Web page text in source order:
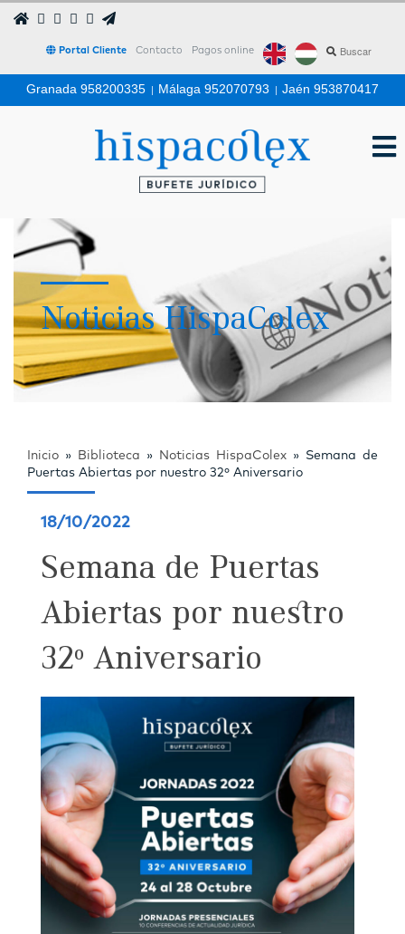
Portal Cliente Contacto Pagos online
Granada 958200335 | Málaga 952070793 | Jaén 953870417
Noticias HispaColex
Inicio » Biblioteca » Noticias HispaColex » Semana de
Puertas Abiertas por nuestro 32º Aniversario
18/10/2022
Semana de Puertas
Abiertas por nuestro
32º Aniversario